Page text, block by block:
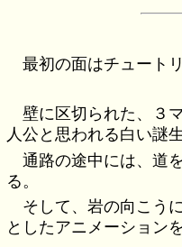
最初の面はチュート
壁に区切られた、３
人公と思われる白い謎生
通路の途中には、道
る。
そして、岩の向こう
としたアニメーション